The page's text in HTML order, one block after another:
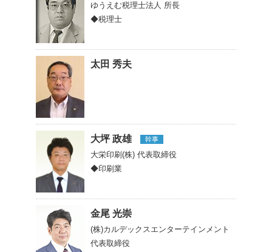
ゆうえむ税理士法人 所長
◆税理士
太田 秀夫
大坪 政雄 幹事
大栄印刷(株) 代表取締役
◆印刷業
金尾 光崇
(株)カルデックスエンターテインメント
代表取締役